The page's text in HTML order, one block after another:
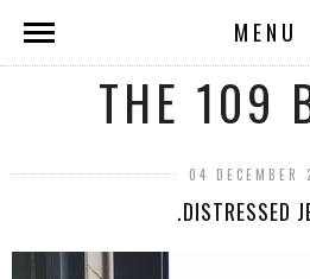
MENU
THE 109
04 DECEMBER
.DISTRESSED